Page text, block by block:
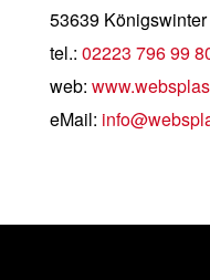
53639 Königswinter
tel.: 02223 796 99
web:
eMail: